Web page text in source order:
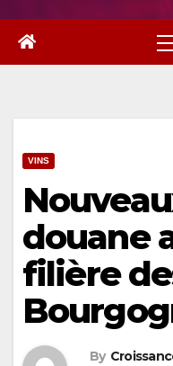
VINS
douane
filière
By